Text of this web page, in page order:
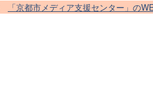
「京都市メディア支援センター」の